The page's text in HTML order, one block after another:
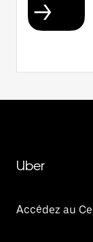
Uber
Accédez au